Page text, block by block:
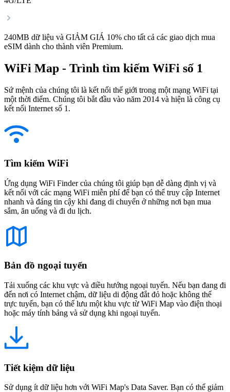
240MB dữ liệu và GIẢM GIÁ 10% cho tất cả các giao dịch mua
eSIM dành cho thành viên Premium.
WiFi Map - Trình tìm kiếm WiFi số 1
Sứ mệnh của chúng tôi là kết nối thế giới trong một mạng WiFi tại
một thời điểm. Chúng tôi bắt đầu vào năm 2014 và hiện là công cụ
kết nối Internet số 1.
Tìm kiếm WiFi
Ứng dụng WiFi Finder của chúng tôi giúp bạn dễ dàng định vị và
kết nối với các mạng WiFi miễn phí để bạn có thể truy cập Internet
nhanh và đáng tin cậy khi đang di chuyển ở những nơi bạn mua
sắm, ăn uống và đi du lịch.
Bản đồ ngoại tuyến
Tải xuống các khu vực và điều hướng ngoại tuyến. Nếu bạn đang đi
đến nơi có Internet chậm, dữ liệu di động đắt đỏ hoặc không thể
trực tuyến, bạn có thể lưu một khu vực từ WiFi Map vào điện thoại
hoặc máy tính bảng và sử dụng khi ngoại tuyến.
Tiết kiệm dữ liệu
Sử dụng ít dữ liệu hơn với WiFi Map's Data Saver. Bạn có thể giảm